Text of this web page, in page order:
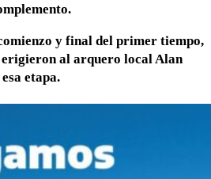
y final del primer tiempo,
erigieron al arquero local Alan
etapa.